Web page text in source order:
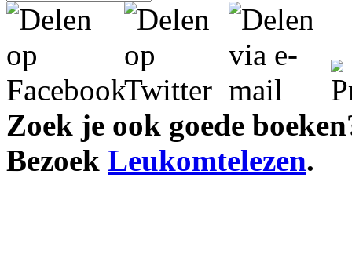
Zoek je ook goede
Bezoek Leukomtelezen.